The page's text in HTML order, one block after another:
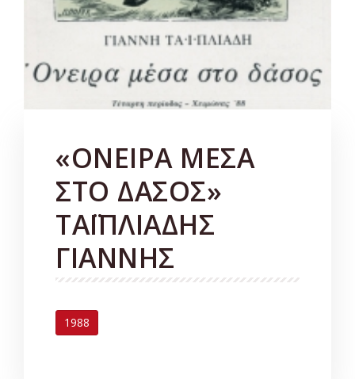
«ΟΝΕΙΡΑ ΜΕΣΑ
ΣΤΟ ΔΑΣΟΣ»
ΤΑΪΠΛΙΑΔΗΣ
ΓΙΑΝΝΗΣ
1988